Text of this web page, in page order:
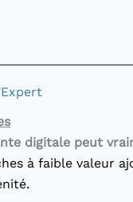
digitale peut
à faible valeur